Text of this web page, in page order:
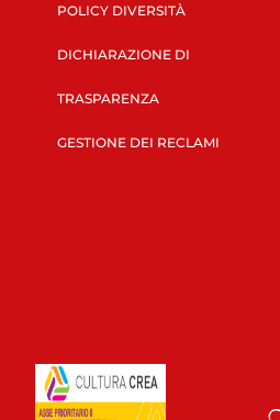
POLICY DIVERSITÀ
DICHIARAZIONE DI
TRASPARENZA
GESTIONE DEI RECLAMI